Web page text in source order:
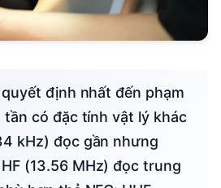
tần có đặc tính vật lý khác
kHz) đọc gần nhưng
(13.56 MHz) đọc trung